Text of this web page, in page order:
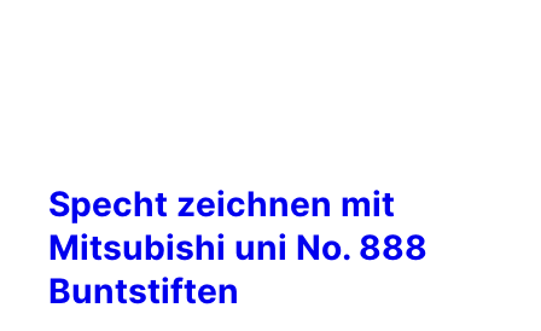
Specht zeichnen mit
Mitsubishi uni No. 888
Buntstiften